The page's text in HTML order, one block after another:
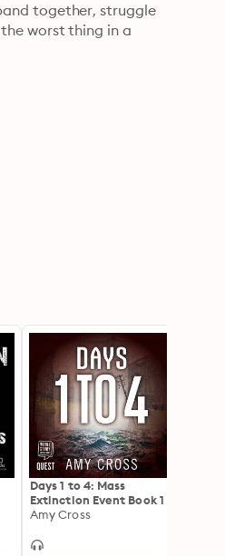
together, struggle
worst thing in a
Days 1 to 4: Mass
Extinction Event Book 1
Amy Cross